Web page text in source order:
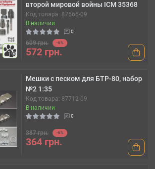
10
второй мировой войны ICM 35368
Код товара: 87666-09
В наличии
0
609 грн. -6%
572 грн.
Мешки с песком для БТР-80, набор
№2 1:35
Код товара: 87712-09
В наличии
0
387 грн. -6%
364 грн.